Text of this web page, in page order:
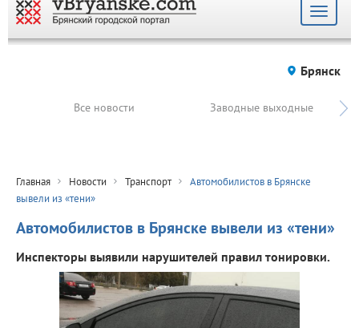
Toggle
Брянск
Все новости Заводные выходные
Главная Новости Транспорт
Автомобилистов в Брянске
вывели из «тени»
Автомобилистов в Брянске вывели из «тени»
Инспекторы выявили нарушителей правил тонировки.